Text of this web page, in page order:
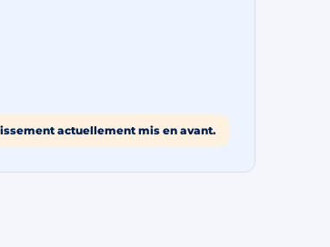
actuellement mis en avant.